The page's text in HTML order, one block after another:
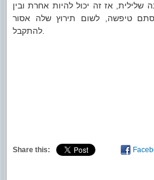
אז זה יכול להיות אחרת ובין
טיפשה, לשום תירוץ שלה אסור
Share this: